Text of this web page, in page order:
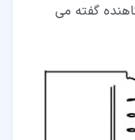
گفته می